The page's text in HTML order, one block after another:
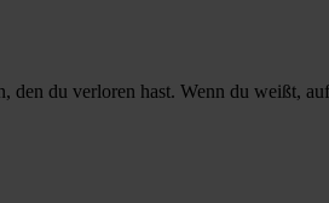
den du verloren hast. Wenn du weißt,